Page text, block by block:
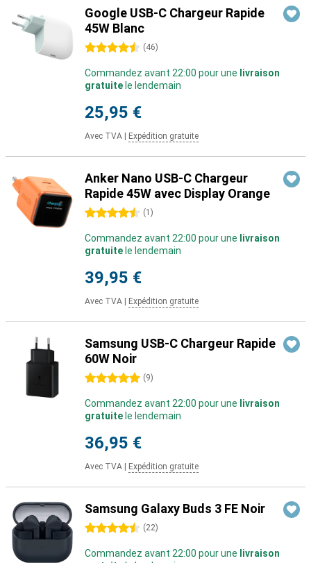
Google USB-C Chargeur Rapide
45W Blanc
4.5 étoiles (46)
Commandez avant 22:00 pour une livraison
gratuite le lendemain
25,95 €
Avec TVA Expédition gratuite
Anker Nano USB-C Chargeur
Rapide 45W avec Display Orange
4.5 étoiles (1 )
Commandez avant 22:00 pour une livraison
gratuite le lendemain
39,95 €
Avec TVA Expédition gratuite
Samsung USB-C Chargeur Rapide
60W Noir
5 étoiles (9)
Commandez avant 22:00 pour une livraison
gratuite le lendemain
36,95 €
Avec TVA Expédition gratuite
Samsung Galaxy Buds 3 FE Noir
4.5 étoiles (22)
Commandez avant 22:00 pour une livraison